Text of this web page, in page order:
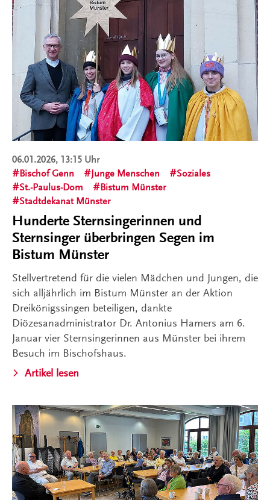
06.01.2026, 13:15 Uhr
Bischof Genn
Junge Menschen
Soziales
St.-Paulus-Dom
Bistum Münster
Stadtdekanat Münster
Hunderte Sternsingerinnen und
Sternsinger überbringen Segen im
Bistum Münster
Stellvertretend für die vielen Mädchen und Jungen, die
sich alljährlich im Bistum Münster an der Aktion
Dreikönigssingen beteiligen, dankte
Diözesanadministrator Dr. Antonius Hamers am 6.
Januar vier Sternsingerinnen aus Münster bei ihrem
Besuch im Bischofshaus.
Artikel lesen